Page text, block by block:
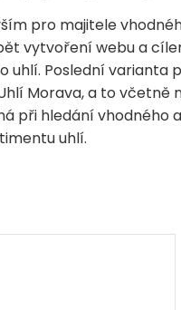
pro majitele
vytvoření webu a
uhlí. Poslední
Morava, a to
při hledání vhodného
uhlí.